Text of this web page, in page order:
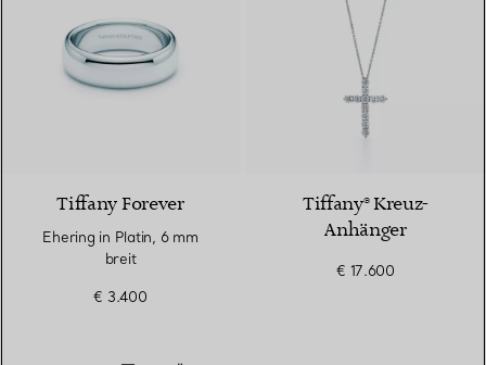
Tiffany Forever
Ehering in Platin, 6 mm
breit
€ 3.400
Tiffany® Kreuz-
Anhänger
€ 17.600